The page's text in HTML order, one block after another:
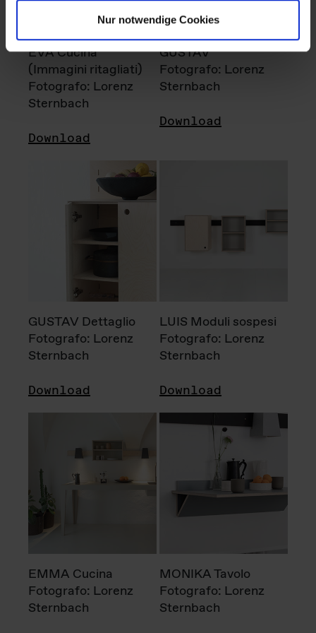
Nur notwendige Cookies
EVA Cucina
(Immagini ritagliati)
Fotografo: Lorenz
Sternbach
Download
GUSTAV
Fotografo: Lorenz
Sternbach
Download
GUSTAV Dettaglio
Fotografo: Lorenz
Sternbach
Download
LUIS Moduli sospesi
Fotografo: Lorenz
Sternbach
Download
EMMA Cucina
Fotografo: Lorenz
Sternbach
MONIKA Tavolo
Fotografo: Lorenz
Sternbach